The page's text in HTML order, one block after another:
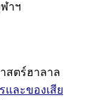
าฯ
สตร์ฮาลาล
และของเสีย